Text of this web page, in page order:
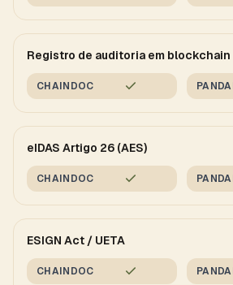
Registro de auditoria em blockchain
CHAINDOC
eIDAS Artigo 26 (AES)
CHAINDOC
ESIGN Act / UETA
CHAINDOC